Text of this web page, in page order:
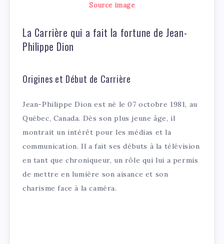
Source image
La Carrière qui a fait la fortune de Jean-
Philippe Dion
Origines et Début de Carrière
Jean-Philippe Dion est né le 07 octobre 1981, au
Québec, Canada. Dès son plus jeune âge, il
montrait un intérêt pour les médias et la
communication. Il a fait ses débuts à la télévision
en tant que chroniqueur, un rôle qui lui a permis
de mettre en lumière son aisance et son
charisme face à la caméra.